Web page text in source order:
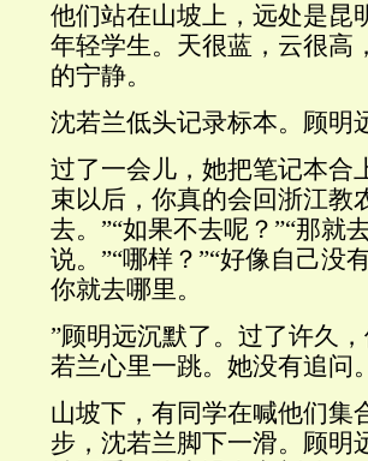
他们站在山坡上，远处是昆
年轻学生。天很蓝，云很高
的宁静。
沈若兰低头记录标本。顾明
过了一会儿，她把笔记本合
束以后，你真的会回浙江教
去。”“如果不去呢？”“那就
说。”“哪样？”“好像自己没
你就去哪里。
”顾明远沉默了。过了许久
若兰心里一跳。她没有追问
山坡下，有同学在喊他们集
步，沈若兰脚下一滑。顾明